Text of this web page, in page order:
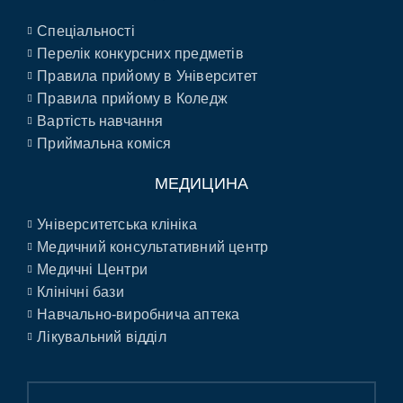
Спеціальності
Перелік конкурсних предметів
Правила прийому в Університет
Правила прийому в Коледж
Вартість навчання
Приймальна коміся
МЕДИЦИНА
Університетська клініка
Медичний консультативний центр
Медичні Центри
Клінічні бази
Навчально-виробнича аптека
Лікувальний відділ